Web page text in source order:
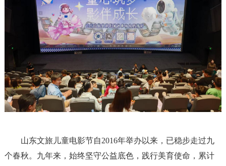
山东文旅儿童电影节自2016年举办以来，已稳步走过九
个春秋。九年来，始终坚守公益底色，践行美育使命，累计